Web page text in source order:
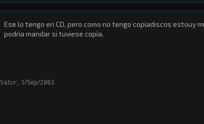
Ese lo tengo en CD, pero como no tengo copiadiscos estouy
podria mandar si tuviese copia.
Satur, 3/Sep/2003